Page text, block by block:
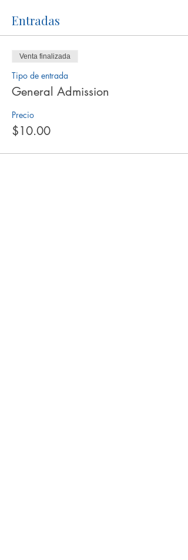
Entradas
Venta finalizada
Tipo de entrada
General Admission
Precio
$10.00